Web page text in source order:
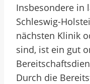
Insbesondere in
Schleswig-
nächsten Klinik
sind, ist ein gut
Durch die